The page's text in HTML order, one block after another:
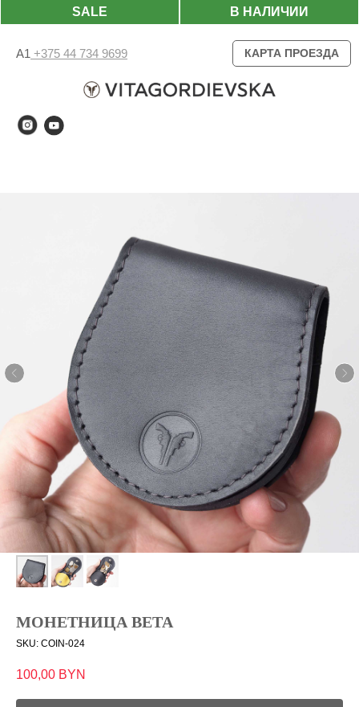
В НАЛИЧИИ
SALE
А1 +375 44 734 9699 КАРТА ПРОЕЗДА
МОНЕТНИЦА BETA
SKU: COIN-024
100,00 BYN